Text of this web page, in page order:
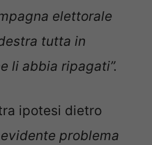
elettorale
tutta in
li abbia ripagati”.
ipotesi dietro
problema